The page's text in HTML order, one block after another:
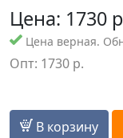
Цена: 1730
Цена верная.
Опт: 1730 р.
В корзину